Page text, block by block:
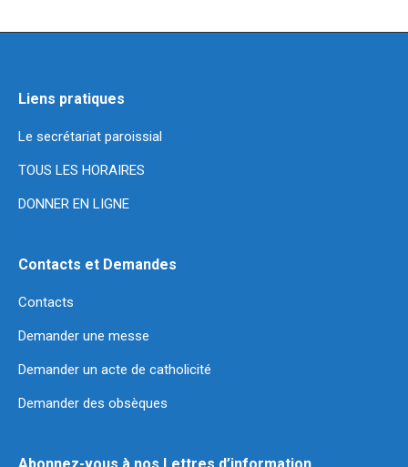
Liens pratiques
Le secrétariat paroissial
TOUS LES HORAIRES
DONNER EN LIGNE
Contacts et Demandes
Contacts
Demander une messe
Demander un acte de catholicité
Demander des obsèques